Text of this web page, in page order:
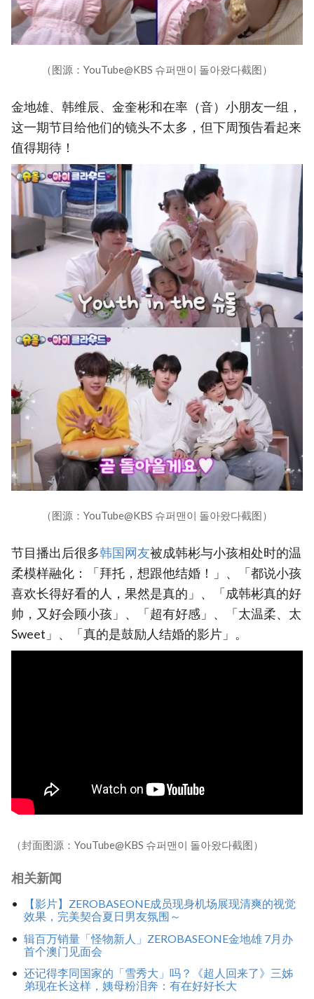
（图源：YouTube@KBS 슈퍼맨이 돌아왔다截图）
金地雄、韩维辰、金奎彬和在率（音）小朋友一组，
这一期节目给他们的镜头不太多，但下周预告看起来
值得期待！
（图源：YouTube@KBS 슈퍼맨이 돌아왔다截图）
节目播出后很多韩国网友被成韩彬与小孩相处时的温
柔模样融化：「拜托，想跟他结婚！」、「都说小孩
喜欢长得好看的人，果然是真的」、「成韩彬真的好
帅，又好会顾小孩」、「超有好感」、「太温柔、太
Sweet」、「真的是鼓励人结婚的影片」。
（封面图源：YouTube@KBS 슈퍼맨이 돌아왔다截图）
相关新闻
【影片】ZEROBASEONE成员现身机场展现清爽的视觉
效果，完美契合夏日男友氛围～
辑百万销量「怪物新人」ZEROBASEONE金地雄 7月办
首个澳门见面会
还记得李同国家的「雪秀大」吗？《超人回来了》三姊
弟现在长这样，姨母粉泪奔：有在好好长大